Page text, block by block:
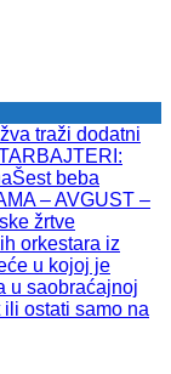
traži dodatni
Šest beba
– AVGUST –
žrtve
orkestara iz
u kojoj je
u saobraćajnoj
ostati samo na